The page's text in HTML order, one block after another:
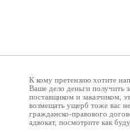
К кому претензию хотите
Ваше дело деньги получить
поставщиком и заказчиком,
возмещать ущерб тоже вас
гражданско-правового
адвокат, посмотрите как